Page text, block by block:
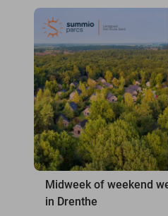
Midweek of weekend
in Drenthe